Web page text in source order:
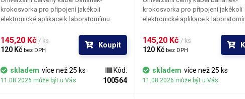
krokosvorka pro připojení jakékoli
elektronické aplikace k laboratornímu
1,5mm. Spolu s měkkou bužírkou zaručují
velmi dobrou poddajnost a ohebnost
kabelů. Pro napájení více obvodů je možné
kabely zasouvat banánky do sebe a
vytvářet v obvodu uzly. K dispozici v
několika barevných provedeních pro
145,20 Kč / ks
120 Kč bez DPH
Koupit
skladem více než 25 ks
11.08.2026 může být u Vás
Kód:
100564
krokosvorka pro připojení jakékoli
elektronické aplikace k
1,5mm. Spolu s měkkou bužírkou
velmi dobrou poddajnost a
kabelů. Pro napájení více obvodů
kabely zasouvat banánky do sebe a
vytvářet v obvodu uzly. K dispozici
několika barevných provedeních pro
145,20 Kč / ks
120 Kč bez DPH
skladem více než 25 ks
11.08.2026 může být u Vás